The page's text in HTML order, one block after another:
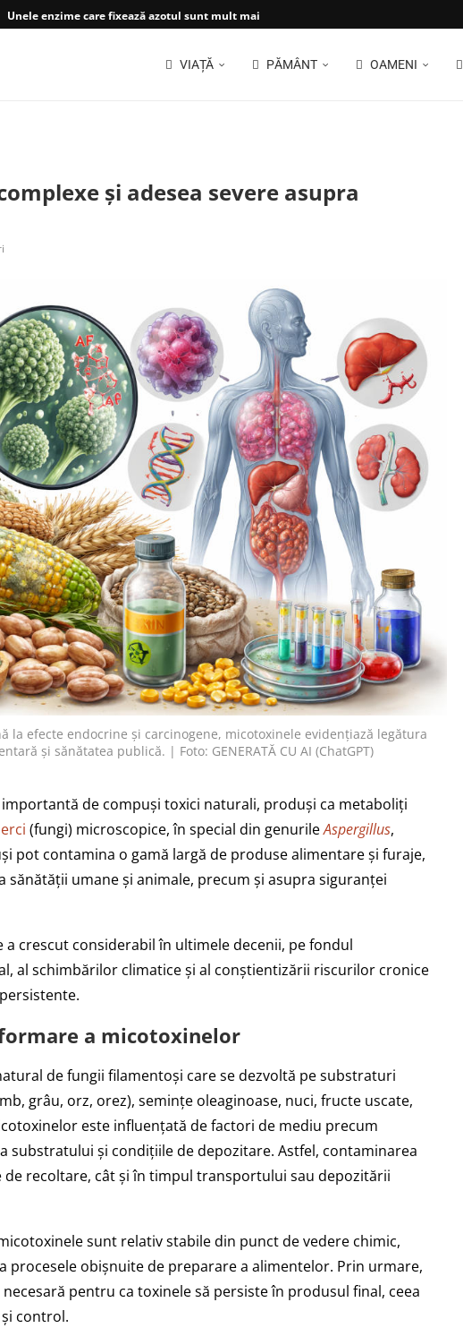
Unele enzime care fixează azotul sunt mult mai...
VIAȚĂ PĂMÂNT OAMENI
și adesea severe asupra
la efecte endocrine și carcinogene, micotoxinele evidențiază legătura
și sănătatea publică. | Foto: GENERATĂ CU AI (ChatGPT)
de compuși toxici naturali, produși ca metaboliți
(fungi) microscopice, în special din genurileAspergillus,
pot contamina o gamă largă de produse alimentare și furaje,
sănătății umane și animale, precum și asupra siguranței
crescut considerabil în ultimele decenii, pe fondul
al schimbărilor climatice și al conștientizării riscurilor cronice
a micotoxinelor
de fungii filamentoși care se dezvoltă pe substraturi
grâu, orz, orez), semințe oleaginoase, nuci, fructe uscate,
este influențată de factori de mediu precum
și condițiile de depozitare. Astfel, contaminarea
de recoltare, cât și în timpul transportului sau depozitării
sunt relativ stabile din punct de vedere chimic,
procesele obișnuite de preparare a alimentelor. Prin urmare,
pentru ca toxinele să persiste în produsul final, ceea
control.